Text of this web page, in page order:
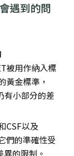
遇到的問
被用作納入標
黃金標準，
有小部分的差
CSF以及
們的準確性受
的限制。